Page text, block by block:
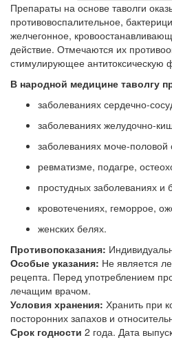
Препараты на основе таволги
противовоспалительное,
желчегонное,
действие. Отмечаются их
стимулирующее антитоксическую
В народной медицине таволгу
заболеваниях сердечно-
заболеваниях желудочно-
заболеваниях моче-половой
ревматизме, подагре,
простудных заболеваниях и
кровотечениях, геморрое,
женских белях.
Противопоказания:
Особые указания: Не является
рецепта. Перед употреблением
лечащим врачом.
Условия хранения: Хранить при
посторонних запахов и
Срок годности 2 года. Дата